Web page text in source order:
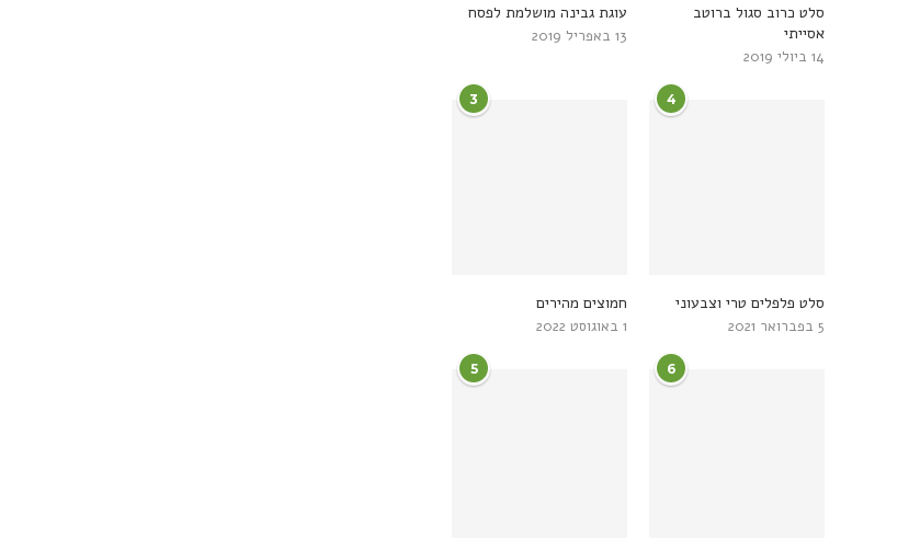
עוגת גבינה מושלמת לפסח
13 באפריל 2019
סלט כרוב סגול ברוטב
אסייתי
14 ביולי 2019
3
חמוצים מהירים
1 באוגוסט 2022
4
סלט פלפלים טרי וצבעוני
5 בפברואר 2021
5 6